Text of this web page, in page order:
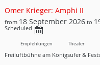
Omer Krieger: Amphi II
from 18 September 2026 to
Scheduled
Empfehlungen Theater
Freiluftbühne am Königsufer &